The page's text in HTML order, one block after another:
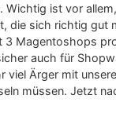
Wichtig ist vor
die sich richtig gut
3 Magentoshops
auch für
viel Ärger mit
müssen. Jetzt